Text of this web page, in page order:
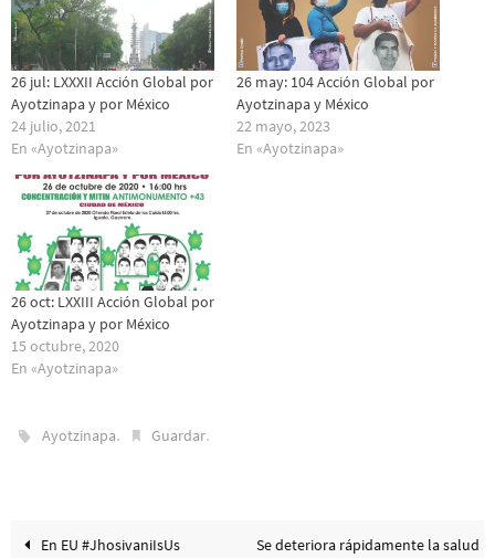
26 jul: LXXXII Acción Global por
Ayotzinapa y por México
24 julio, 2021
En «Ayotzinapa»
26 may: 104 Acción Global por
Ayotzinapa y México
22 mayo, 2023
En «Ayotzinapa»
26 oct: LXXIII Acción Global por
Ayotzinapa y por México
15 octubre, 2020
En «Ayotzinapa»
Ayotzinapa. Guardar.
En EU #JhosivaniIsUs
Se deteriora rápidamente la salud